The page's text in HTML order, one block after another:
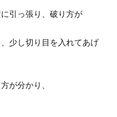
引っ張り、破り方が
少し切り目を入れてあげ
が分かり、